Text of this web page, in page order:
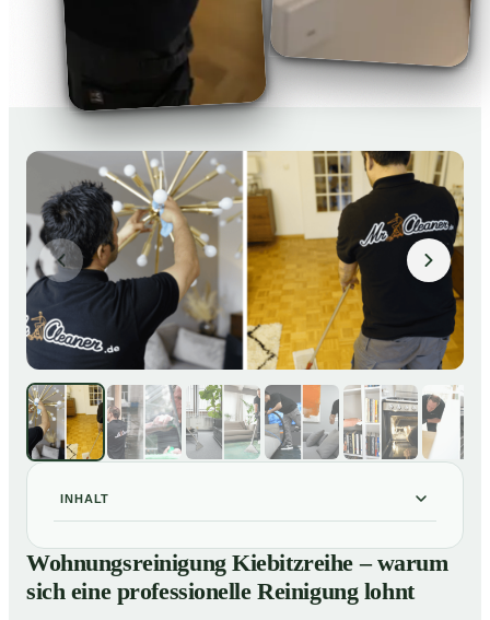
INHALT
01 Wohnungsreinigung Kiebitzreihe – warum sich eine
professionelle Reinigung lohnt
Unsere Leistungen im Überblick
Wohnungsreinigung Kiebitzreihe – warum
sich eine professionelle Reinigung lohnt